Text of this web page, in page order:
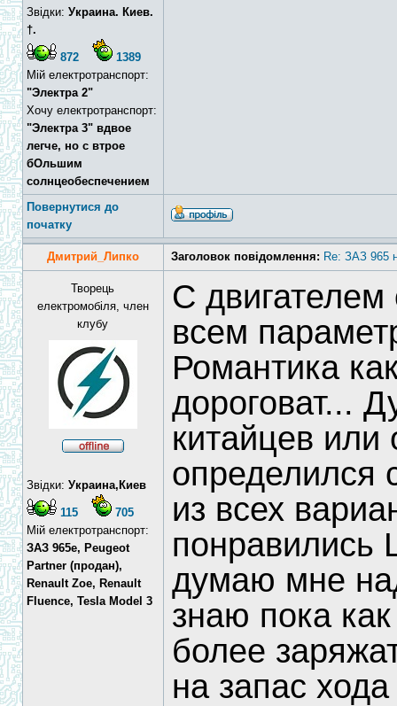
Звідки: Украина. Киев.
†.
872
1389
Мій електротранспорт:
"Электра 2"
Хочу електротранспорт:
"Электра 3" вдвое
легче, но с втрое
бОльшим
солнцеобеспечением
Повернутися до
початку
Дмитрий_Липко Заголовок повідомлення: Re: ЗАЗ 965
Творець
електромобіля, член
клубу
Звідки: Украина,Киев
115
705
Мій електротранспорт:
ЗАЗ 965e, Peugeot
Partner (продан),
Renault Zoe, Renault
Fluence, Tesla Model 3
С
всем
Романтика
дороговат...
китайцев или
определился
из всех
понравились
думаю мне
знаю пока
более
на запас